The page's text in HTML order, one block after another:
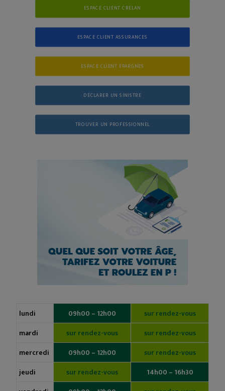
ESPACE CLIENT CRELAN
ESPACE CLIENT ASSURANCES
ESPACE CLIENT ÉPARGNES
DÉCLARER UN SINISTRE
TROUVER UN PROFESSIONNEL
lundi 09h00 – 12h00
sur rendez-vous
mardi
sur rendez-vous
sur rendez-vous
mercredi
09h00 – 12h00
sur rendez-vous
jeudi
sur rendez-vous
14h00 – 16h30